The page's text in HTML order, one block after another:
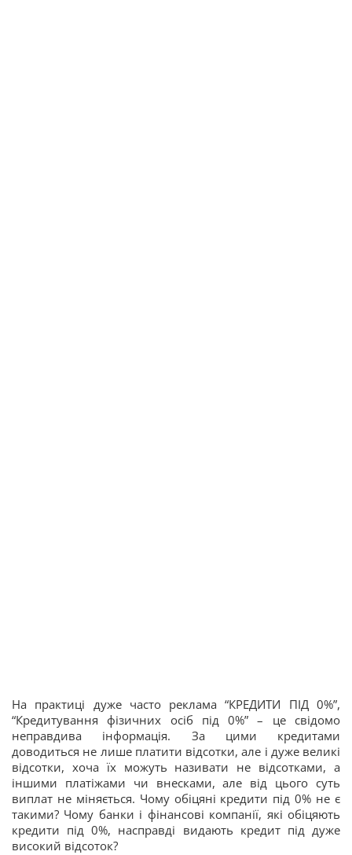
На практиці дуже часто реклама “КРЕДИТИ ПІД 0%”,
“Кредитування фізичних осіб під 0%” – це свідомо
неправдива інформація. За цими кредитами
доводиться не лише платити відсотки, але і дуже великі
відсотки, хоча їх можуть називати не відсотками, а
іншими платіжами чи внесками, але від цього суть
виплат не міняється. Чому обіцяні кредити під 0% не є
такими? Чому банки і фінансові компанії, які обіцяють
кредити під 0%, насправді видають кредит під дуже
високий відсоток?